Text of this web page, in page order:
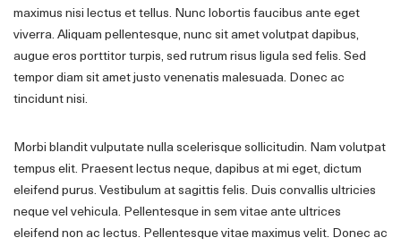
maximus nisi lectus et tellus. Nunc lobortis faucibus ante eget
viverra. Aliquam pellentesque, nunc sit amet volutpat dapibus,
augue eros porttitor turpis, sed rutrum risus ligula sed felis. Sed
tempor diam sit amet justo venenatis malesuada. Donec ac
tincidunt nisi.
Morbi blandit vulputate nulla scelerisque sollicitudin. Nam volutpat
tempus elit. Praesent lectus neque, dapibus at mi eget, dictum
eleifend purus. Vestibulum at sagittis felis. Duis convallis ultricies
neque vel vehicula. Pellentesque in sem vitae ante ultrices
eleifend non ac lectus. Pellentesque vitae maximus velit. Donec ac